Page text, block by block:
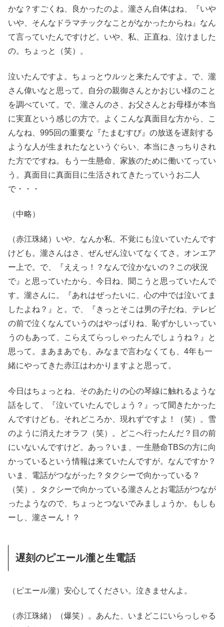
かな？すごくね、良かったのよ。瀧さん自体はね、『いや
いや、そんなドラマチックなことがなかったからね』なん
て言っていたんですけど。いや、私、正直ね、泣けました
の。ちょっと（笑）。
泣いたんですよ。ちょっとウルッと来たんですよ。で、瀧
さん偉いなと思って。自分の親御さんとかおじい様のこと
を調べていて。で、瀧さんのさ、お父さんとお母様が本当
に実直という感じの方で。よくこんな真面目な方から、こ
んなね、995回の重要な『たまむすび』の放送を遅刻する
ような人が生まれたなというぐらい、本当にきっちりされ
た方でですね。もう一生懸命、家族のために働いてってい
う。真面目に真面目に生活されてきたっていうお二人
で・・・
（中略）
（赤江珠緒）いや、なんか私、不覚にも泣いていたんです
けども。瀧さんはさ、ぜんぜん泣いてなくてさ。オンエア
ー上で。で、『ええっ！？なんで泣かないの？この状況
で』と思っていたから、今日ね、聞こうと思っていたんで
す。瀧さんに。『あれはぜったいに、心の中では泣いてま
したよね？』と。で、『きっとそこは男の子だね、テレビ
の前で泣くなんていうのはやっぱりね、恥ずかしいってい
うのもあって、こらえてらっしゃったんでしょうね？』と
思って。まあまあでも、みなまで言わなくても、4年も一
緒にやってきた赤江はわかりますよと思って。
今日はちょっとね、そのあたりの心の琴線に触れるような
話をして、『泣いていたんでしょう？』って聞きたかった
んですけども。それどころか、現れずですよ！（笑）。雪
のように消えたオラフ（笑）。どこへ行ったんだ？目の前
にいないんですけど。あっ？いま、一生懸命TBSの方に向
かっているという情報は来ていたんですが。なんですか？
いま、電話がつながった？タクシーで向かっている？
（笑）。タクシーで向かっている瀧さんとお電話がつなが
ったようなので、ちょっとつないでみましょうか。もしも
ーし、瀧さーん！？
遅刻のピエール瀧と生電話
（ピエール瀧）安心してください。泣きませんよ。
（赤江珠緒）（爆笑）。あんた、いまどこにいらっしゃる